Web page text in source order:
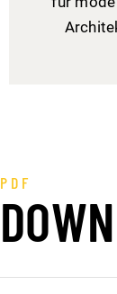
PDF